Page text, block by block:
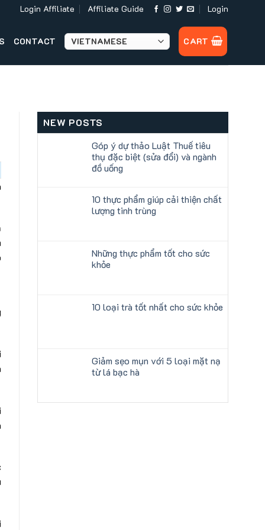
Login Affiliate Affiliate Guide Login
CONTACT CART
NEW POSTS
Góp ý dự thảo Luật Thuế tiêu
thụ đặc biệt (sửa đổi) và ngành
đồ uống
10 thực phẩm giúp cải thiện chất
lượng tinh trùng
Những thực phẩm tốt cho sức
khỏe
10 loại trà tốt nhất cho sức khỏe
Giảm sẹo mụn với 5 loại mặt nạ
từ lá bạc hà